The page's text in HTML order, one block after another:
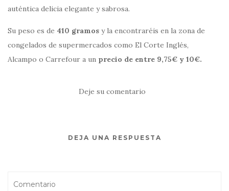
auténtica delicia elegante y sabrosa.
Su peso es de 410 gramos y la encontraréis en la zona de
congelados de supermercados como El Corte Inglés,
Alcampo o Carrefour a un precio de entre 9,75€ y 10€.
Deje su comentario
DEJA UNA RESPUESTA